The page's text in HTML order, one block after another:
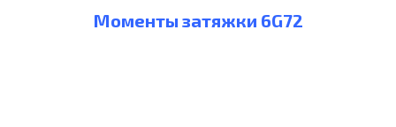
Моменты затяжки 6G72